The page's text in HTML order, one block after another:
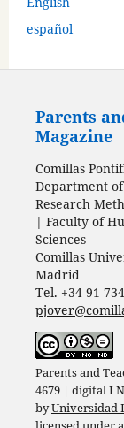
español
Parents
Magazine
Comillas
Department
Research
| Faculty of
Sciences
Comillas
Madrid
Tel. +34 91
Parents and
4679 | digital I
byUniversidad